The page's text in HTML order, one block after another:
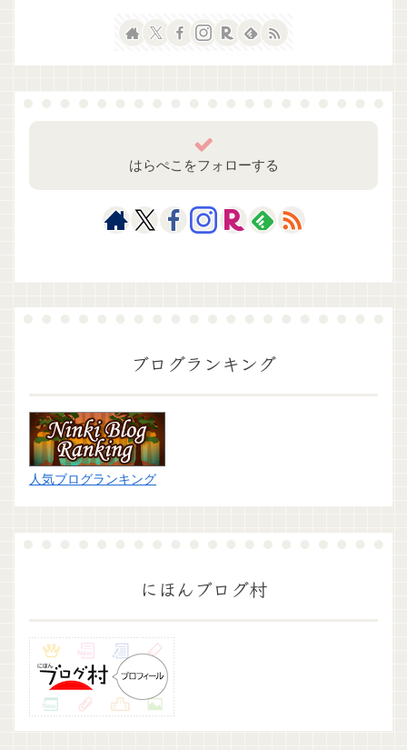
はらぺこをフォローする
ブログランキング
人気ブログランキング
にほんブログ村